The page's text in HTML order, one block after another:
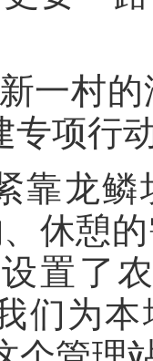
一村
专项行
靠龙
休憩
置了
们为